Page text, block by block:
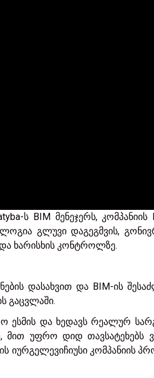
ს BIM მენეჯერს,
გლუვი დაგეგმვის,
ხარისხის კონტროლზე.
დასახვით და BIM-ის
გაცვლაში.
და ხედავს რეალურ
უფრო დიდ თავსატეხებს
იურგელევიჩიუსი კომპანიის